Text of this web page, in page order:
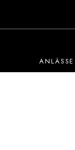
ANLÄSSE